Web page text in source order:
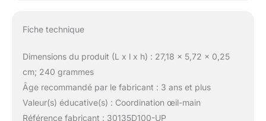
Fiche technique
Dimensions du produit (L x l x h) : 27,18 x 5,72 x 0,25
cm; 240 grammes
Âge recommandé par le fabricant : 3 ans et plus
Valeur(s) éducative(s) : Coordination œil-main
Référence fabricant : 30135D100-UP